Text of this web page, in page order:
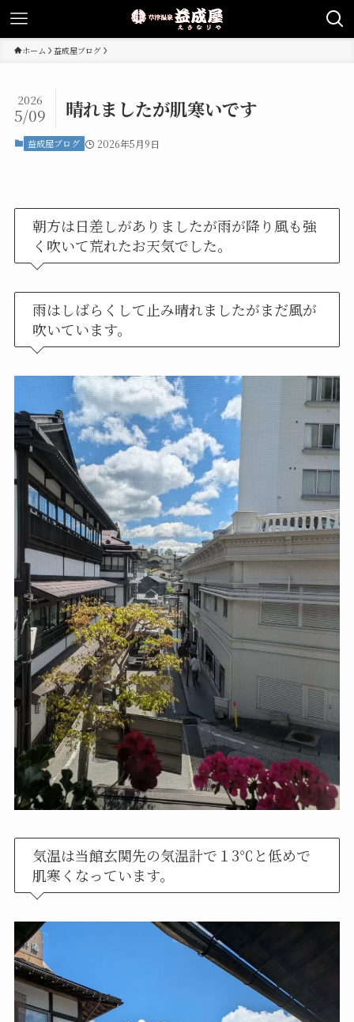
ホーム 益成屋ブログ
晴れましたが肌寒いです
2026
5/09
益成屋ブログ 2026年5月9日
朝方は日差しがありましたが雨が降り風も強
く吹いて荒れたお天気でした。
雨はしばらくして止み晴れましたがまだ風が
吹いています。
気温は当館玄関先の気温計で１3℃と低めで
肌寒くなっています。